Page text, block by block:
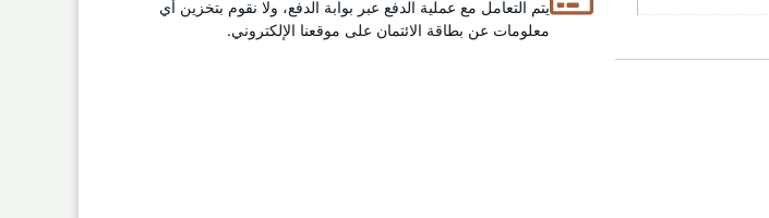
يتم التعامل مع عملية الدفع عبر بوابة الدفع، ولا نقوم بتخزين أي
معلومات عن بطاقة الائتمان على موقعنا الإلكتروني.